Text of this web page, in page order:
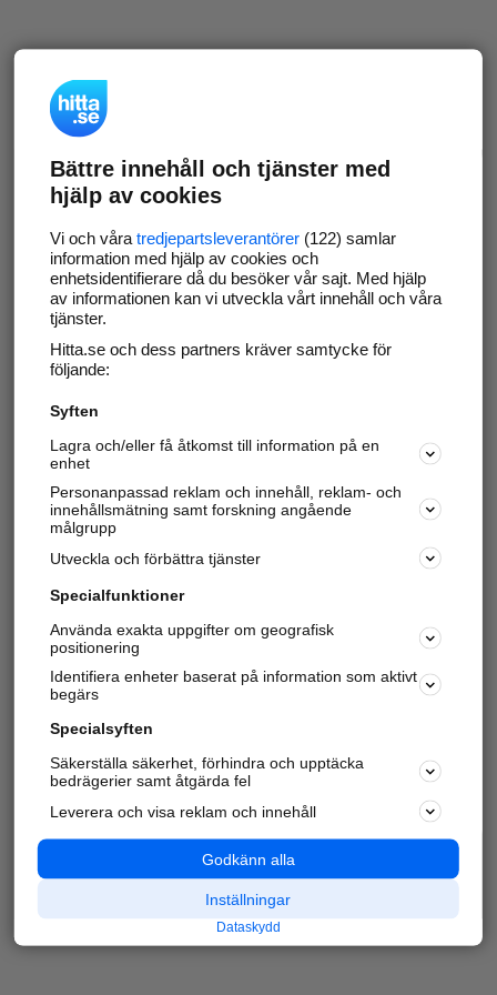
Bättre innehåll och tjänster med
hjälp av cookies
Vi och våra tredjepartsleverantörer(122) samlar
information med hjälp av cookies och
enhetsidentifierare då du besöker vår sajt. Med hjälp
av informationen kan vi utveckla vårt innehåll och våra
tjänster.
Hitta.se och dess partners kräver samtycke för
följande:
Syften
Lagra och/eller få åtkomst till information på en
enhet
Personanpassad reklam och innehåll, reklam- och
innehållsmätning samt forskning angående
målgrupp
Utveckla och förbättra tjänster
Specialfunktioner
Använda exakta uppgifter om geografisk
positionering
Identifiera enheter baserat på information som aktivt
begärs
Specialsyften
Säkerställa säkerhet, förhindra och upptäcka
bedrägerier samt åtgärda fel
Leverera och visa reklam och innehåll
Godkänn alla
Inställningar
Dataskydd